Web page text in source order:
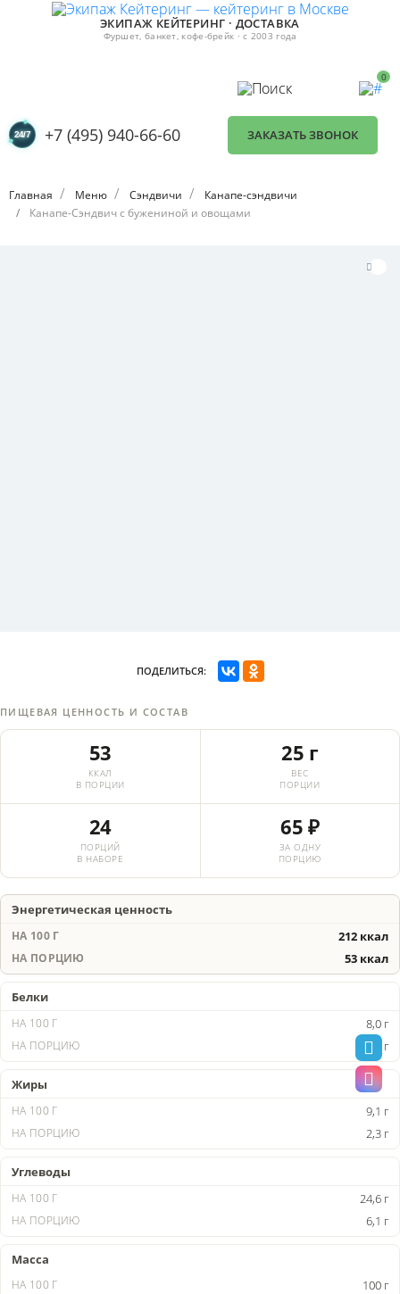
ЭКИПАЖ КЕЙТЕРИНГ · ДОСТАВКА
Фуршет, банкет, кофе-брейк · с 2003 года
0
+7 (495) 940-66-60 ЗАКАЗАТЬ ЗВОНОК
Главная Меню Сэндвичи
Канапе-сэндвичи
Канапе-Сэндвич с бужениной и овощами
ПОДЕЛИТЬСЯ:
ПИЩЕВАЯ ЦЕННОСТЬ И СОСТАВ
53
ККАЛ
В ПОРЦИИ
25 г
ВЕС
ПОРЦИИ
24
ПОРЦИЙ
В НАБОРЕ
65 ₽
ЗА ОДНУ
ПОРЦИЮ
Энергетическая ценность
212 ккал
53 ккал
Белки
8,0 г
2,0 г
Жиры
9,1 г
2,3 г
Углеводы
24,6 г
6,1 г
Масса
100 г